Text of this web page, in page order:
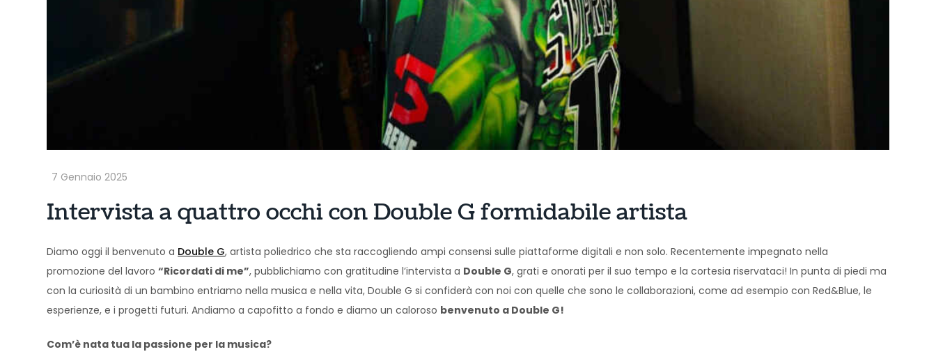
Intervista a quattro occhi con Double G formidabile artista
Diamo oggi il benvenuto a Double G, artista poliedrico che sta raccogliendo ampi consensi sulle piattaforme digitali e non solo. Recentemente impegnato nella
promozione del lavoro“Ricordati di me”, pubblichiamo con gratitudine l’intervista a Double G, grati e onorati per il suo tempo e la cortesia riservataci! In punta di piedi ma
con la curiosità di un bambino entriamo nella musica e nella vita, Double G si confiderà con noi con quelle che sono le collaborazioni, come ad esempio con Red&Blue, le
esperienze, e i progetti futuri. Andiamo a capofitto a fondo e diamo un caloroso benvenuto a Double G!
Com’è nata tua la passione per la musica?